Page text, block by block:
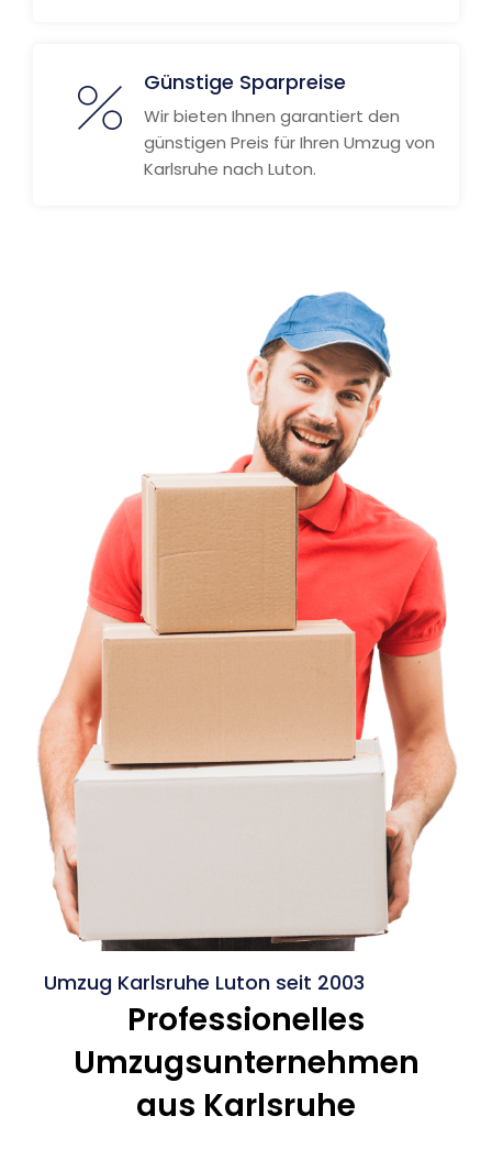
Günstige Sparpreise
Wir bieten Ihnen garantiert den
günstigen Preis für Ihren Umzug von
Karlsruhe nach Luton.
Umzug Karlsruhe Luton seit 2003
Professionelles
Umzugsunternehmen
aus Karlsruhe